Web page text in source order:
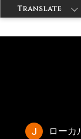
神戸牛ダイヤ > 神
ローカ
Translate